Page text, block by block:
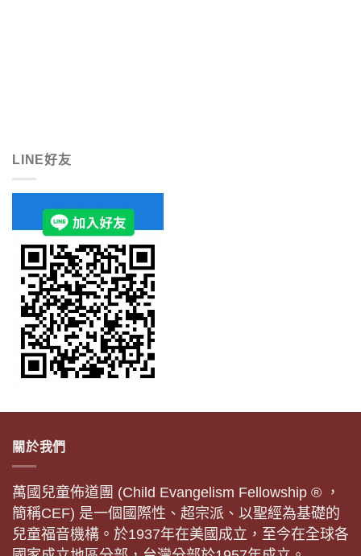
LINE好友
關於我們
萬國兒童佈道團 (Child Evangelism Fellowship ® ，
簡稱CEF) 是一個國際性、超宗派、以聖經為基礎的
兒童福音機構。於1937年在美國成立，至今在全球各